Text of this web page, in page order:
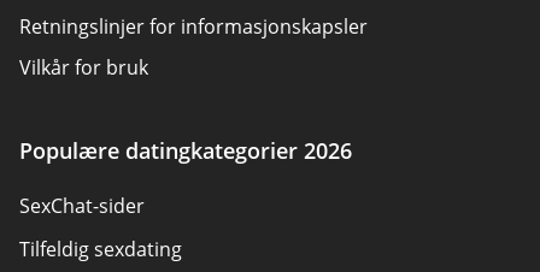
Retningslinjer for informasjonskapsler
Vilkår for bruk
Om oss
Populære datingkategorier 2026
SexChat-sider
Tilfeldig sexdating